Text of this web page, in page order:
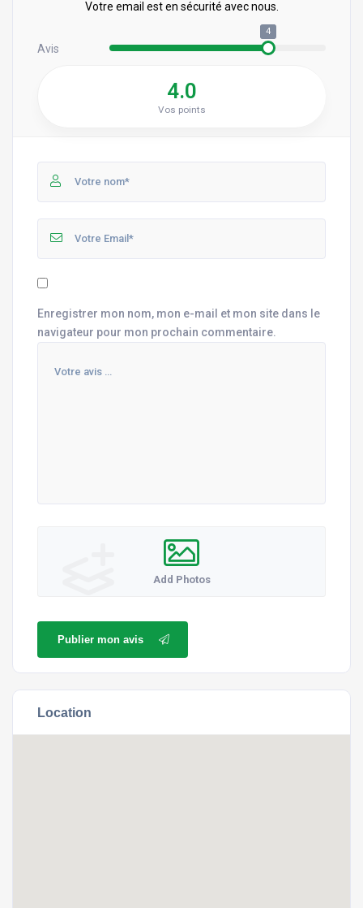
Votre email est en sécurité avec nous.
Avis
4
4.0
Vos points
Enregistrer mon nom, mon e-mail et mon site dans le
navigateur pour mon prochain commentaire.
Add Photos
Publier mon avis
Location